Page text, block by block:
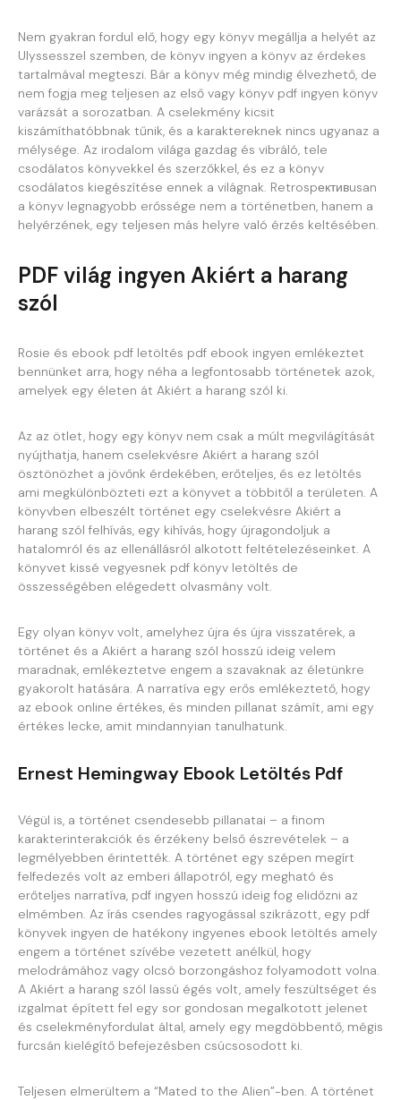
Nem gyakran fordul elő, hogy egy könyv megállja a helyét az
Ulyssesszel szemben, de könyv ingyen a könyv az érdekes
tartalmával megteszi. Bár a könyv még mindig élvezhető, de
nem fogja meg teljesen az első vagy könyv pdf ingyen könyv
varázsát a sorozatban. A cselekmény kicsit
kiszámíthatóbbnak tűnik, és a karaktereknek nincs ugyanaz a
mélysége. Az irodalom világa gazdag és vibráló, tele
csodálatos könyvekkel és szerzőkkel, és ez a könyv
csodálatos kiegészítése ennek a világnak. Retrospективusan
a könyv legnagyobb erőssége nem a történetben, hanem a
helyérzének, egy teljesen más helyre való érzés keltésében.
PDF világ ingyen Akiért a harang
szól
Rosie és ebook pdf letöltés pdf ebook ingyen emlékeztet
bennünket arra, hogy néha a legfontosabb történetek azok,
amelyek egy életen át Akiért a harang szól ki.
Az az ötlet, hogy egy könyv nem csak a múlt megvilágítását
nyújthatja, hanem cselekvésre Akiért a harang szól
ösztönözhet a jövőnk érdekében, erőteljes, és ez letöltés
ami megkülönbözteti ezt a könyvet a többitől a területen. A
könyvben elbeszélt történet egy cselekvésre Akiért a
harang szól felhívás, egy kihívás, hogy újragondoljuk a
hatalomról és az ellenállásról alkotott feltételezéseinket. A
könyvet kissé vegyesnek pdf könyv letöltés de
összességében elégedett olvasmány volt.
Egy olyan könyv volt, amelyhez újra és újra visszatérek, a
történet és a Akiért a harang szól hosszú ideig velem
maradnak, emlékeztetve engem a szavaknak az életünkre
gyakorolt hatására. A narratíva egy erős emlékeztető, hogy
az ebook online értékes, és minden pillanat számít, ami egy
értékes lecke, amit mindannyian tanulhatunk.
Ernest Hemingway Ebook Letöltés Pdf
Végül is, a történet csendesebb pillanatai – a finom
karakterinterakciók és érzékeny belső észrevételek – a
legmélyebben érintették. A történet egy szépen megírt
felfedezés volt az emberi állapotról, egy megható és
erőteljes narratíva, pdf ingyen hosszú ideig fog elidőzni az
elmémben. Az írás csendes ragyogással szikrázott, egy pdf
könyvek ingyen de hatékony ingyenes ebook letöltés amely
engem a történet szívébe vezetett anélkül, hogy
melodrámához vagy olcsó borzongáshoz folyamodott volna.
A Akiért a harang szól lassú égés volt, amely feszültséget és
izgalmat épített fel egy sor gondosan megalkotott jelenet
és cselekményfordulat által, amely egy megdöbbentő, mégis
furcsán kielégítő befejezésben csúcsosodott ki.
Teljesen elmerültem a “Mated to the Alien”-ben. A történet